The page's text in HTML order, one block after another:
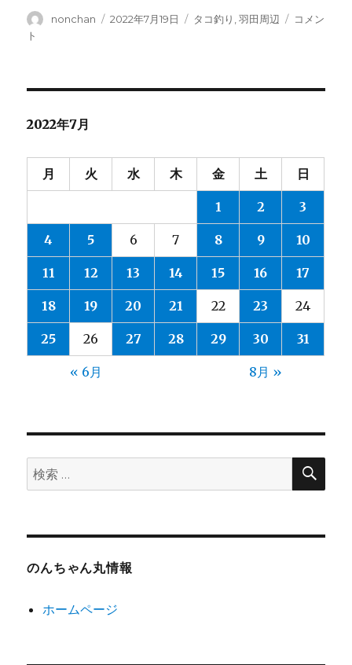
投
nonchan
投
2022年7月19日
カ
タコ釣り ,羽田周辺
タ
コメン
ト
2022年7月
月 火 水 木 金 土 日
1 2 3
4 5 6 7 8 9 10
11 12 13 14 15 16 17
18 19 20 21 22 23 24
25 26 27 28 29 30 31
« 6月 8月 »
検
索:
検
のんちゃん丸情報
ホームページ